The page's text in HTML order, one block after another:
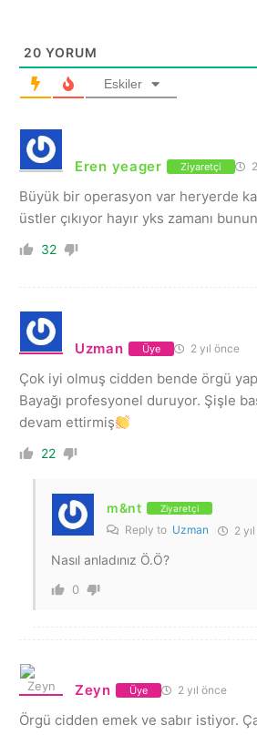
20 YORUM
Eskiler
Eren yeager Ziyaretçi
Büyük bir operasyon var heryerde
üstler çıkıyor hayır yks zamanı
32
Uzman Üye 2 yıl önce
Çok iyi olmuş cidden bende örgü
Bayağı profesyonel duruyor. Şişle
devam ettirmiş
22
m&nt Ziyaretçi
Reply to Uzman 2
Nasıl anladınız Ö.Ö?
0
Zeyn Üye 2 yıl önce
Örgü cidden emek ve sabır istiyor.